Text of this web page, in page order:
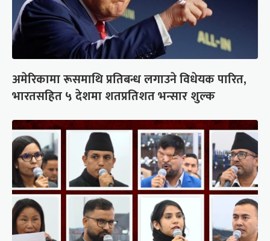
अमेरिकामा रूसमाथि प्रतिबन्ध लगाउने विधेयक पारित,
भारतसहित ५ देशमा शतप्रतिशत भन्सार शुल्क